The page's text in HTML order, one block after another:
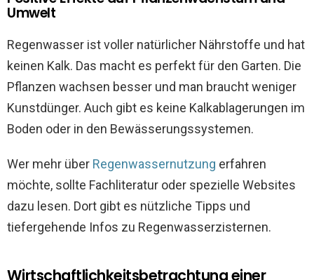
Umwelt
Regenwasser ist voller natürlicher Nährstoffe und hat
keinen Kalk. Das macht es perfekt für den Garten. Die
Pflanzen wachsen besser und man braucht weniger
Kunstdünger. Auch gibt es keine Kalkablagerungen im
Boden oder in den Bewässerungssystemen.
Wer mehr über Regenwassernutzung erfahren
möchte, sollte Fachliteratur oder spezielle Websites
dazu lesen. Dort gibt es nützliche Tipps und
tiefergehende Infos zu Regenwasserzisternen.
Wirtschaftlichkeitsbetrachtung einer